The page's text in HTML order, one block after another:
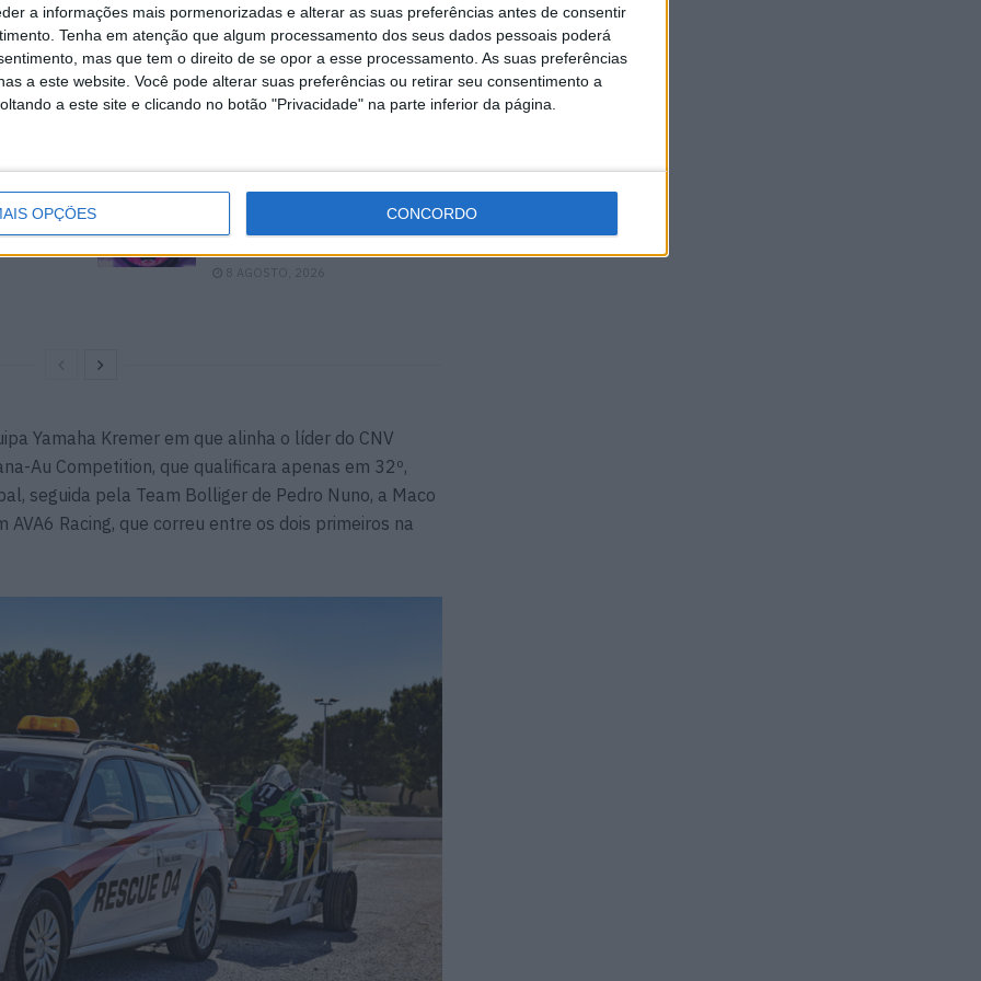
a informações mais pormenorizadas e alterar as suas preferências antes de consentir
Tenha em atenção que algum processamento dos seus dados pessoais poderá
mas que tem o direito de se opor a esse processamento. As suas preferências
a este website. Você pode alterar suas preferências ou retirar seu consentimento a
a este site e clicando no botão "Privacidade" na parte inferior da página.
OPÇÕES CONCORDO
a liderar a categoria Superstock em 4º da Geral, com
estava com a National Motos Honda logo atrás,
devido a uma falha no motor durante a noite.
não dá
MotoGP: Jack Miller prepara
8 AGOSTO, 2026
Yamaha Kremer em que alinha o líder do CNV
Au Competition, que qualificara apenas em 32º,
seguida pela Team Bolliger de Pedro Nuno, a Maco
AVA6 Racing, que correu entre os dois primeiros na